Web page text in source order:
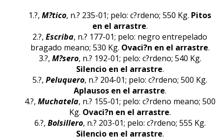
1.?, M?tico, n.? 235-01; pelo: c?rdeno; 550 Kg. Pitos
en el arrastre.
2.?, Escriba, n.? 177-01; pelo: negro entrepelado
bragado meano; 530 Kg. Ovaci?n en el arrastre.
3.?, M?sero, n.? 192-01; pelo: c?rdeno; 540 Kg.
Silencio en el arrastre.
5.?, Peluquero, n.? 204-01; pelo: c?rdeno; 500 Kg.
Aplausos en el arrastre.
4.?, Muchatela, n.? 155-01; pelo: c?rdeno meano; 500
Kg. Ovaci?n en el arrastre.
6.?, Bolsillero, n.? 203-01; pelo: c?rdeno; 555 Kg.
Silencio en el arrastre.